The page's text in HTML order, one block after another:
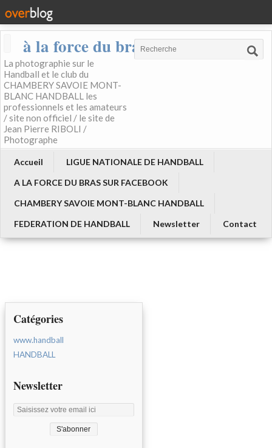
à la force du bras
La photographie sur le
Handball et le club du
CHAMBERY SAVOIE MONT-
BLANC HANDBALL les
professionnels et les amateurs
/ site non officiel / le site de
Jean Pierre RIBOLI /
Photographe
Accueil
LIGUE NATIONALE DE HANDBALL
A LA FORCE DU BRAS SUR FACEBOOK
CHAMBERY SAVOIE MONT-BLANC HANDBALL
FEDERATION DE HANDBALL
Newsletter Contact
Catégories
www.handball
HANDBALL
Newsletter